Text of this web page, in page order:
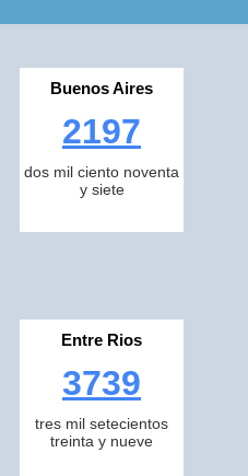
Buenos Aires
2197
dos mil ciento noventa
y siete
Entre Rios
3739
tres mil setecientos
treinta y nueve